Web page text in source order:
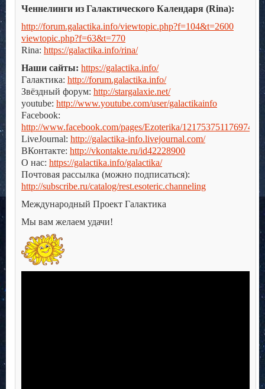
Ченнелинги из Галактического Календаря (Rina):
http://forum.galactika.info/viewtopic.php?f=104&t=2600
viewtopic.php?f=63&t=770
Rina: https://galactika.info/rina/
Наши сайты: https://galactika.info/
Галактика: http://forum.galactika.info/
Звёздный форум: http://stargalaxie.net/
youtube: http://www.youtube.com/user/galactikainfo
Facebook:
http://www.facebook.com/pages/Ezoterika/121753751176974
LiveJournal: http://galactika-info.livejournal.com/
ВКонтакте: http://vkontakte.ru/id42228900
О нас: https://galactika.info/galactika/
Почтовая рассылка (можно подписаться):
http://subscribe.ru/catalog/rest.esoteric.channeling
Международный Проект Галактика
Мы вам желаем удачи!